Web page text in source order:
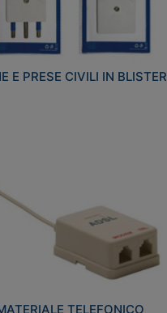
E PRESE CIVILI IN BLISTER
TELEFONICO